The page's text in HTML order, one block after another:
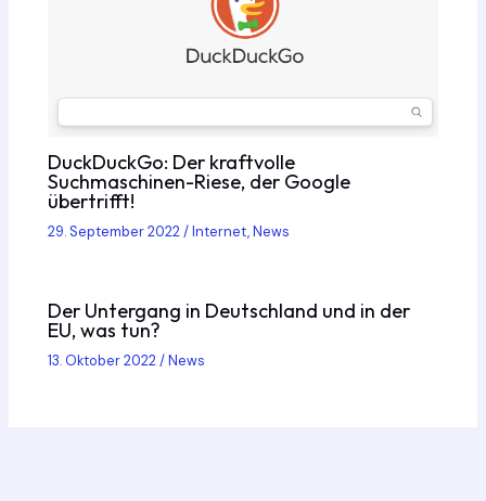
DuckDuckGo: Der kraftvolle
Suchmaschinen-Riese, der Google
übertrifft!
29. September 2022/Internet,News
Der Untergang in Deutschland und in der
EU, was tun?
13. Oktober 2022/News